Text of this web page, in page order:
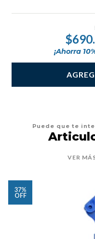
¡Ahorra 10
Puede que te
VER
37%
OFF